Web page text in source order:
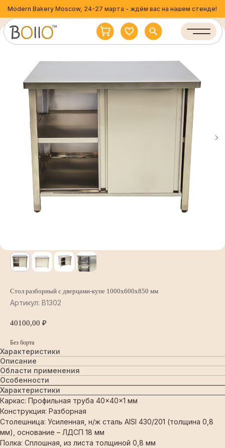
Modern Bakery Moscow, 24-27 марта - ждём вас на нашем стенде!
Стол разборный с дверцами-купе 1000х600х850 мм
Артикул: B1302
40100,00 ₽
Без борта
Характеристики
Описание
Области применения
Особенности
Характеристики
Каркас: Профильная труба 40×40×1 мм
Конструкция: Разборная
Столешница: Усиленная, н/ж сталь AISI 430/201 (толщина 0,8
мм), основание – ЛДСП 18 мм
Полка: Сплошная, из листа толщиной 0,8 мм